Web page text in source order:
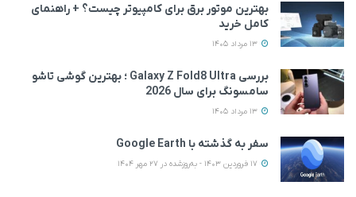
بهترین موتور برق برای کامپیوتر چیست؟ + راهنمای
کامل خرید
بررسی Galaxy Z Fold8 Ultra ؛ بهترین گوشی تاشو
سامسونگ برای سال 2026
سفر به گذشته با Google Earth